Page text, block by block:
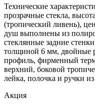
Технические
прозрачные стекла,
(тропический ливень),
душ выполнены из
стеклянные задние
толщиной 6 мм, двойные
профиль, фирменный
верхний, боковой
лейка, полочка и ручки
Акция